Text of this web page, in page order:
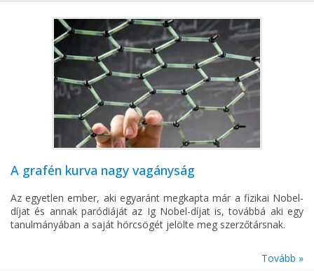
A grafén kurva nagy vagányság
Az egyetlen ember, aki egyaránt megkapta már a fizikai Nobel-
díjat és annak paródiáját az Ig Nobel-díjat is, továbbá aki egy
tanulmányában a saját hörcsögét jelölte meg szerzőtársnak.
Tovább »